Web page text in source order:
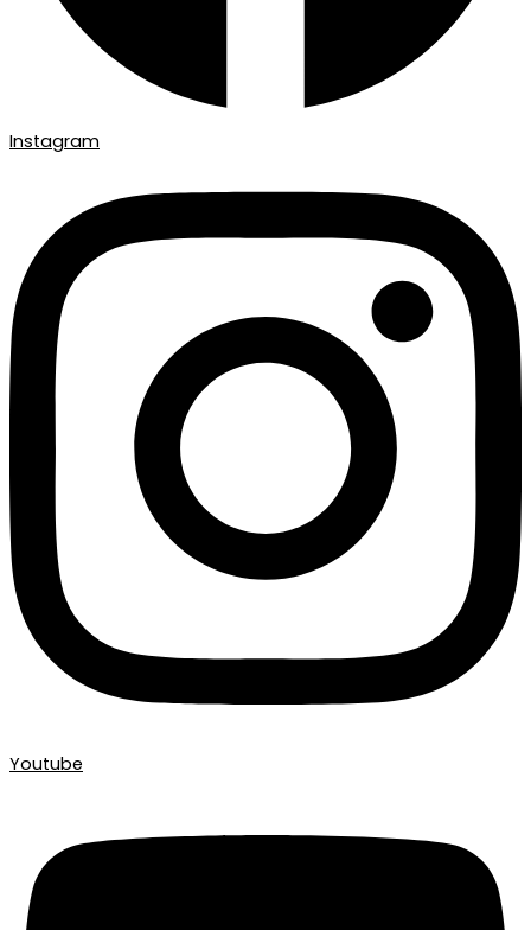
Instagram
Youtube